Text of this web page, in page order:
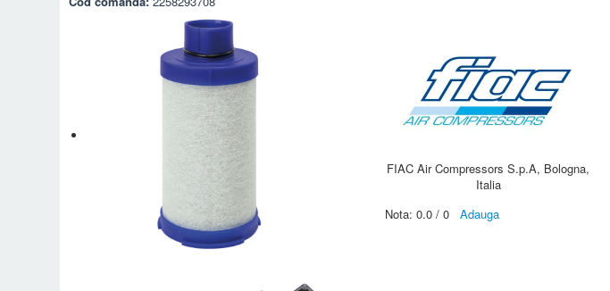
FIAC Air Compressors S.p.A, Bologna,
Italia
Nota: 0.0 / 0 Adauga